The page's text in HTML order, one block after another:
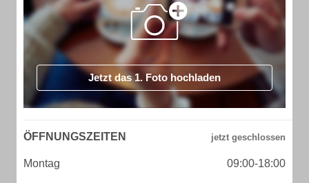
Jetzt das 1. Foto hochladen
ÖFFNUNGSZEITEN
Montag 09:00-18:00